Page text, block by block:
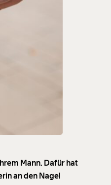
Mann. Dafür hat
an den Nagel